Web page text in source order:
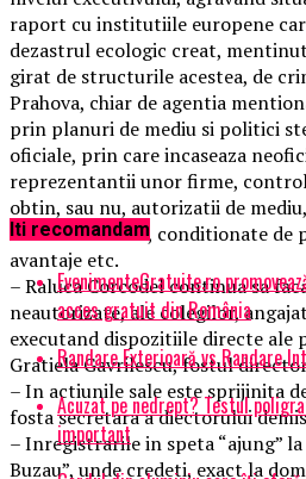
raport cu institutiile europene
dezastrul ecologic creat,
girat de structurile acestea, de
Prahova, chiar de agentia
prin planuri de mediu si politici
oficiale, prin care incaseaza
reprezentantii unor firme,
obtin, sau nu, autorizatii de
“intarziate” voit, conditionate de
avantaje etc.
– Raluca Corcodel continua sa
neautorizate, ale colegilor,
executand dispozitiile directe ale
Gratiela Gavrilescu, fostul
– In actiunile sale este sprijinita
fosta secretara a diectorului
– Inregistrarile in speta “ajung”
Buzau”, unde credeti, exact la
Iti recomandam
EvenimenteGratuite.ro
acces gratuit din România
Randare Exterioară vs Randare
Acuzat pe nedrept? Testul
important